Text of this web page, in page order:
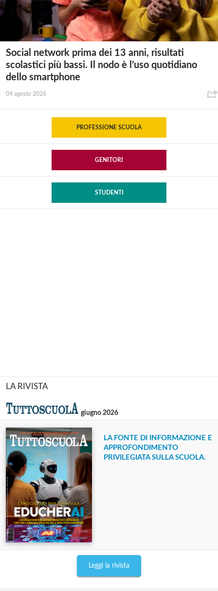
Social network prima dei 13 anni, risultati
scolastici più bassi. Il nodo è l’uso quotidiano
dello smartphone
04 agosto 2026
PROFESSIONE SCUOLA
GENITORI
STUDENTI
LA RIVISTA
giugno 2026
LA FONTE DI INFORMAZIONE E
APPROFONDIMENTO
PRIVILEGIATA SULLA SCUOLA.
Leggi la rivista